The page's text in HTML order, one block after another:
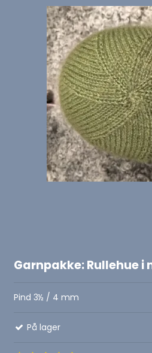
Garnpakke: Rullehue i
Pind 3½ / 4 mm
På lager